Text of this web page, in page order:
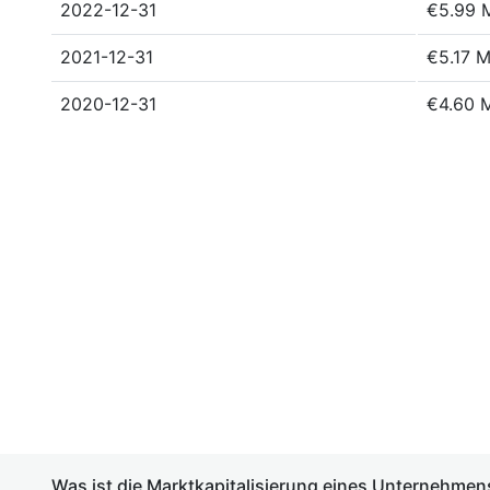
2022-12-31 €5.99
2021-12-31 €5.17
2020-12-31 €4.60
Was ist die Marktkapitalisierung eines